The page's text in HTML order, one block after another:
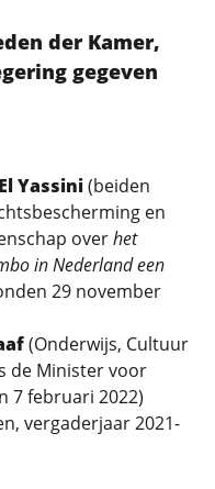
der Kamer,
gegeven
El Yassini(beiden
en
overhet
in Nederland een
29 november
(Onderwijs, Cultuur
de Minister voor
7 februari 2022)
vergaderjaar 2021-